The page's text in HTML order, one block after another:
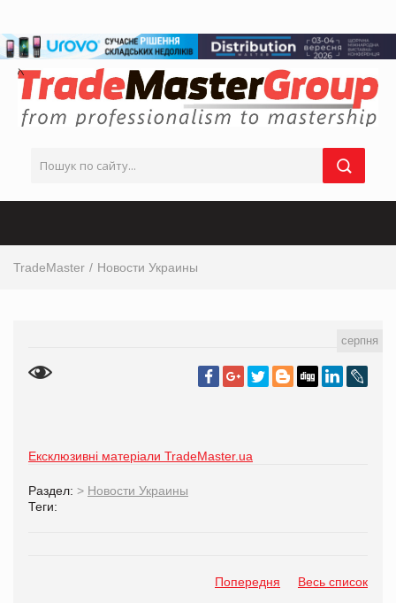
TradeMaster Новости Украины
серпня
Ексклюзивні матеріали TradeMaster.ua
Раздел: > Новости Украины
Теги:
Попередня Весь список